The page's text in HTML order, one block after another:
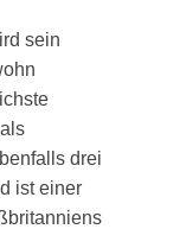
sein
drei
ist einer